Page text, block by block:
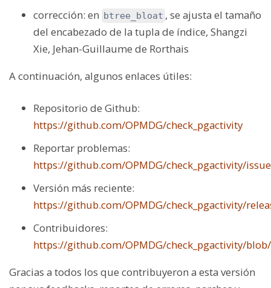
corrección: en btree_bloat , se ajusta el tamaño
del encabezado de la tupla de índice, Shangzi
Xie, Jehan-Guillaume de Rorthais
A continuación, algunos enlaces útiles:
Repositorio de Github:
https://github.com/OPMDG/check_pgactivity
Reportar problemas:
https://github.com/OPMDG/check_pgactivity/
Versión más reciente:
https://github.com/OPMDG/check_pgactivity/
Contribuidores:
https://github.com/OPMDG/check_pgactivity/
Gracias a todos los que contribuyeron a esta versión